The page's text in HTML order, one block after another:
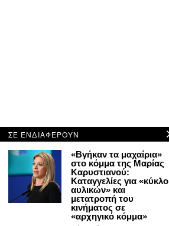
ΣΕ ΕΝΔΙΑΦΕΡΟΥΝ
«Βγήκαν τα μαχαίρια»
στο κόμμα της Μαρίας
Καρυστιανού:
Καταγγελίες για «κύκλο
αυλικών» και
μετατροπή του
κινήματος σε
«αρχηγικό κόμμα»